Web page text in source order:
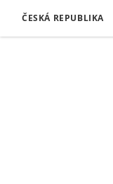
ČESKÁ REPUBLIKA